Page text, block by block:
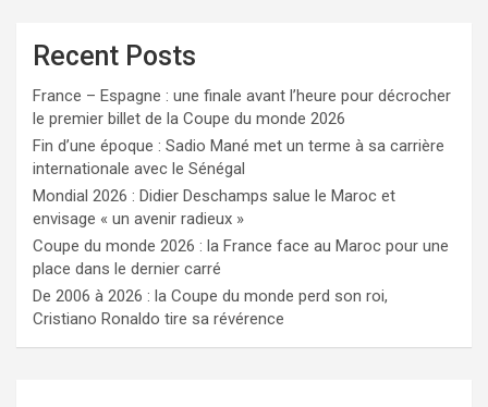
Recent Posts
France – Espagne : une finale avant l’heure pour décrocher
le premier billet de la Coupe du monde 2026
Fin d’une époque : Sadio Mané met un terme à sa carrière
internationale avec le Sénégal
Mondial 2026 : Didier Deschamps salue le Maroc et
envisage « un avenir radieux »
Coupe du monde 2026 : la France face au Maroc pour une
place dans le dernier carré
De 2006 à 2026 : la Coupe du monde perd son roi,
Cristiano Ronaldo tire sa révérence